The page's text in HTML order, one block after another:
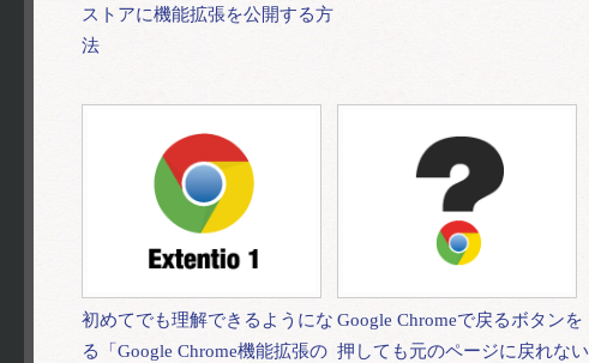
ストアに機能拡張を公開する方
法
初めてでも理解できるようにな
る「Google Chrome機能拡張の
Google Chromeで戻るボタンを
押しても元のページに戻れない